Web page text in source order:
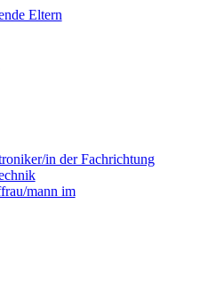
Eltern
in der Fachrichtung
mann im